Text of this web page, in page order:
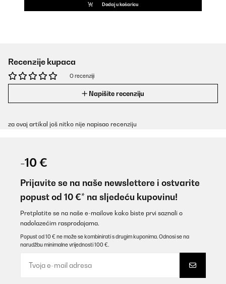
Dodaj u košaricu
Recenzije kupaca
O recenziji
Napišite recenziju
za ovaj artikal još nitko nije napisao recenziju
-10 €
Prijavite se na naše newslettere i ostvarite
popust od 10 €* na sljedeću kupovinu!
Pretplatite se na naše e-mailove kako biste prvi saznali o
nadolazećim rasprodajama.
Popust od 10 € ne može se kombinirati s drugim kuponima. Odnosi se na
narudžbu minimalne vrijednosti 100 €.